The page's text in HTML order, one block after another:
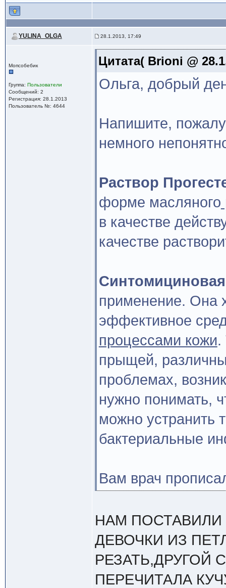
YULINA_OLGA 28.1.2013, 17:49
Мопсобебик
Группа: Пользователи
Сообщений: 2
Регистрация: 28.1.2013
Пользователь №: 4644
Цитата( Brioni @
Ольга, добрый
Напишите,
немного
Раствор
форме масляного
в качестве
качестве
применение. Она
эффективное
процессами кожи.
прыщей,
проблемах,
нужно понимать,
можно устранить
бактериальные
Вам врач
НАМ ПОСТАВИЛИ
ДЕВОЧКИ ИЗ
РЕЗАТЬ,ДРУГОЙ
ПЕРЕЧИТАЛА